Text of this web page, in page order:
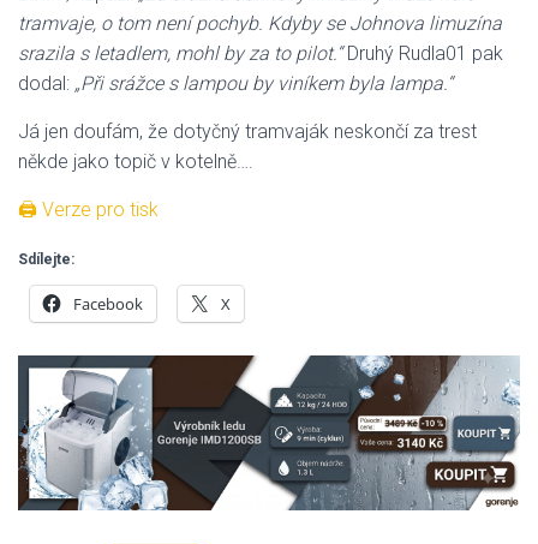
tramvaje, o tom není pochyb. Kdyby se Johnova limuzína
srazila s letadlem, mohl by za to pilot.“Druhý Rudla01 pak
dodal: „Při srážce s lampou by viníkem byla lampa.“
Já jen doufám, že dotyčný tramvaják neskončí za trest
někde jako topič v kotelně….
🖨 Verze pro tisk
Sdílejte:
Facebook X